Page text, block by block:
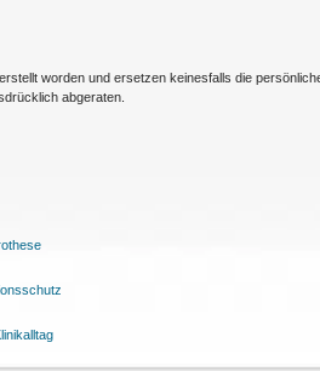
worden und ersetzen keinesfalls die
abgeraten.